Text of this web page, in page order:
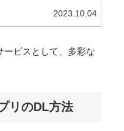
2023.10.04
ービスとして、多彩な
リのDL方法